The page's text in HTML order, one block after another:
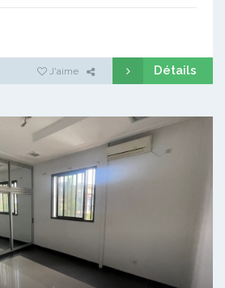
J'aime Détails